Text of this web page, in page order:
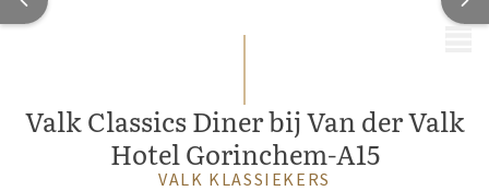
Valk Classics Diner bij Van der Valk
Hotel Gorinchem-A15
VALK KLASSIEKERS